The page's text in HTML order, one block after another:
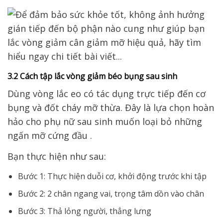
3.2 Cách tập lắc vòng giảm béo bụng sau sinh
Dùng vòng lắc eo có tác dụng trực tiếp đến cơ
bụng và đốt cháy mỡ thừa. Đây là lựa chọn hoàn
hảo cho phụ nữ sau sinh muốn loại bỏ những
ngấn mỡ cứng đầu .
Bạn thực hiện như sau:
Bước 1: Thực hiện duỗi cơ, khởi động trước khi tập
Bước 2: 2 chân ngang vai, trọng tâm dồn vào chân
Bước 3: Thả lỏng người, thẳng lưng